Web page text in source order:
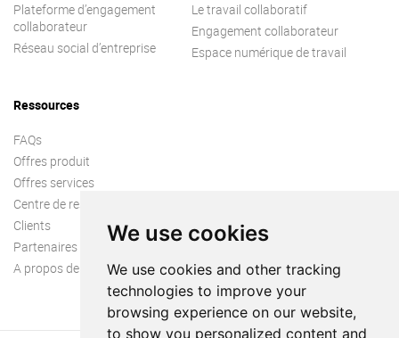
We use cookies
We use cookies and other tracking
technologies to improve your
browsing experience on our website,
to show you personalized content and
Plateforme d’engagement
collaborateur
Réseau social d’entreprise
Le travail collaboratif
Engagement collaborateur
Espace numérique de travail
Ressources
FAQs
Offres produit
Offres services
Centre de ressources
Clients
Partenaires
A propos de nous